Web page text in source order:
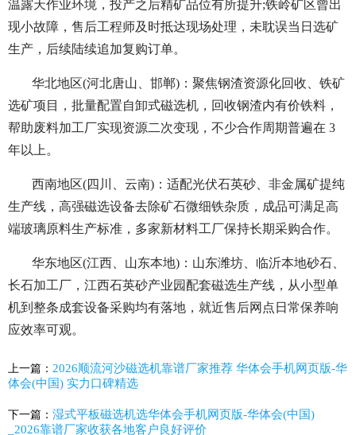
温露天作业环境，投产之后精矿品位有所提升;铁岭矿区曾出
现小故障，售后工程师及时抵达现场处理，未耽误当日选矿
生产，后续陆续追加复购订单。
华北地区(河北唐山、邯郸)：聚焦钢渣资源化回收、铁矿
选矿项目，批量配置自卸式磁选机，回收钢渣内有价铁料，
帮助废料加工厂实现资源二次变现，不少合作周期普遍在 3
年以上。
西南地区(四川、云南)：适配光伏石英砂、非金属矿提纯
生产线，高强磁选设备去除矿石微细铁杂质，成品可满足高
端玻璃原料生产标准，多家新材料工厂保持长期采购合作。
华东地区(江西、山东本地)：山东潍坊、临沂本地砂石、
长石加工厂，江西石英砂产业园配套磁选生产线，从小型单
机到整条成套设备采购均有落地，就近售后网点日常保养响
应效率可观。
上一篇： 2026顺流河沙磁选机靠谱厂家推荐 华体会手机网页版-华
体会(中国) 实力口碑精选
下一篇： 湿式平板磁选机选华体会手机网页版-华体会(中国)
_2026靠谱厂家收获各地客户良好评价